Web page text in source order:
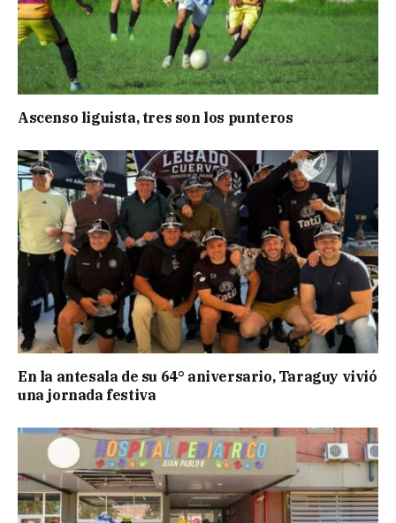
Ascenso liguista, tres son los punteros
En la antesala de su 64° aniversario, Taraguy vivió
una jornada festiva